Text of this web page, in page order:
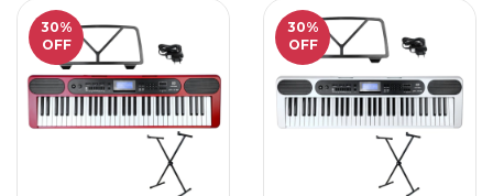
30%
OFF
30%
OFF